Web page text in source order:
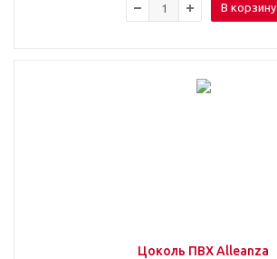
В корзину
Цоколь ПВХ Alleanza